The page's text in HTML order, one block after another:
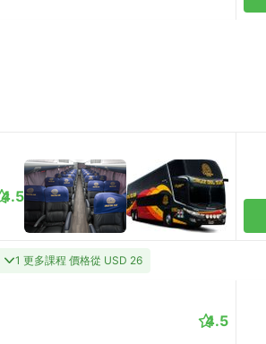
4.5
1 更多課程 價格從 USD 26
4.5